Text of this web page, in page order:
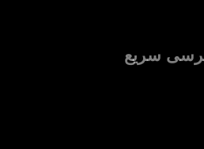
سریع